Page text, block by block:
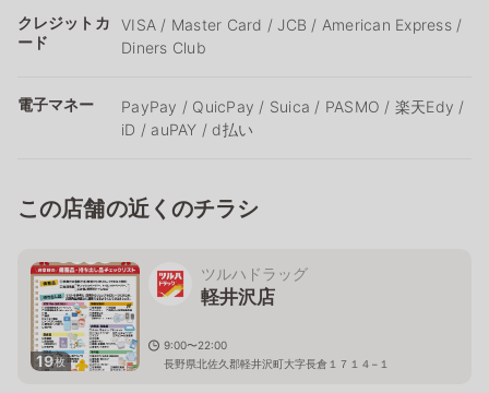
クレジットカ
ード
VISA / Master Card / JCB / American Express /
Diners Club
電子マネー
PayPay / QuicPay / Suica / PASMO / 楽天Edy /
iD / auPAY / d払い
この店舗の近くのチラシ
19枚
ツルハドラッグ
軽井沢店
9:00〜22:00
長野県北佐久郡軽井沢町大字長倉１７１４−１